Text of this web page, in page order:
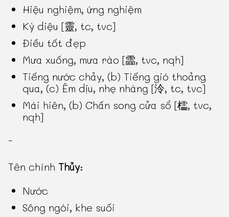
Hiệu nghiệm, ứng nghiệm
Kỳ diệu [靈, tc, tvc]
Điều tốt đẹp
Mưa xuống, mưa rào [霝, tvc, nqh]
Tiếng nước chảy, (b) Tiếng gió thoảng
qua, (c) Êm dịu, nhẹ nhàng [泠, tc, tvc]
Mái hiên, (b) Chấn song cửa sổ [櫺, tvc,
nqh]
-
Tên chính Thủy:
Nước
Sông ngòi, khe suối